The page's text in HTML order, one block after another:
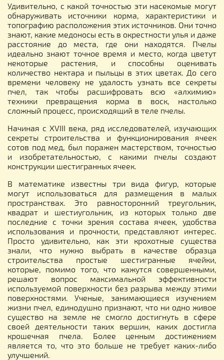
Удивительно, с какой точностью эти насекомые могут
обнаруживать источники корма, характеристики и
топографию расположения этих источников. Они точно
знают, какие медоносы есть в окрестности улья и даже
расстояние до места, где они находятся. Пчелы
идеально знают точное время и место, когда цветут
некоторые растения, и способны оценивать
количество нектара и пыльцы в этих цветах. До сего
времени человеку не удалость узнать все секреты
пчел, так чтобы расшифровать всю «алхимию»
техники превращения корма в воск, настолько
сложный процесс, происходящий в теле пчелы.
Начиная с XVIII века, ряд исследователей, изучающих
секреты строительства и функционирования ячеек
сотов под мед, был поражен мастерством, точностью
и изобретательностью, с какими пчелы создают
конструкции шестигранных ячеек.
В математике известны три вида фигур, которые
могут использоваться для размещения в малых
пространствах. Это равносторонний треугольник,
квадрат и шестиугольник, из которых только две
последние с точки зрения состава ячеек, удобства
использования и прочности, представляют интерес.
Просто удивительно, как эти крохотные существа
знали, что нужно выбрать в качестве образца
строительства простые шестигранные ячейки,
которые, помимо того, что кажутся совершенными,
решают вопрос максимальной эффективности
используемой поверхности без разрыва между этими
поверхностями. Ученые, занимающиеся изучением
жизни пчел, единодушно признают, что ни одно живое
существо на земле не смогло достигнуть в сфере
своей деятельности таких вершин, каких достигла
крошечная пчела. Более ценным достижением
является то, что это больше не требует каких-либо
улучшений.